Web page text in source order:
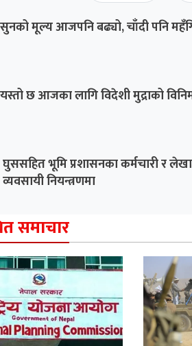
सुनको मूल्य आजपनि बढ्यो, चाँदी पनि
यस्तो छ आजका लागि विदेशी मुद्राको
घुससहित भूमि प्रशासनका कर्मचारी र
व्यवसायी नियन्त्रणमा
समाचार